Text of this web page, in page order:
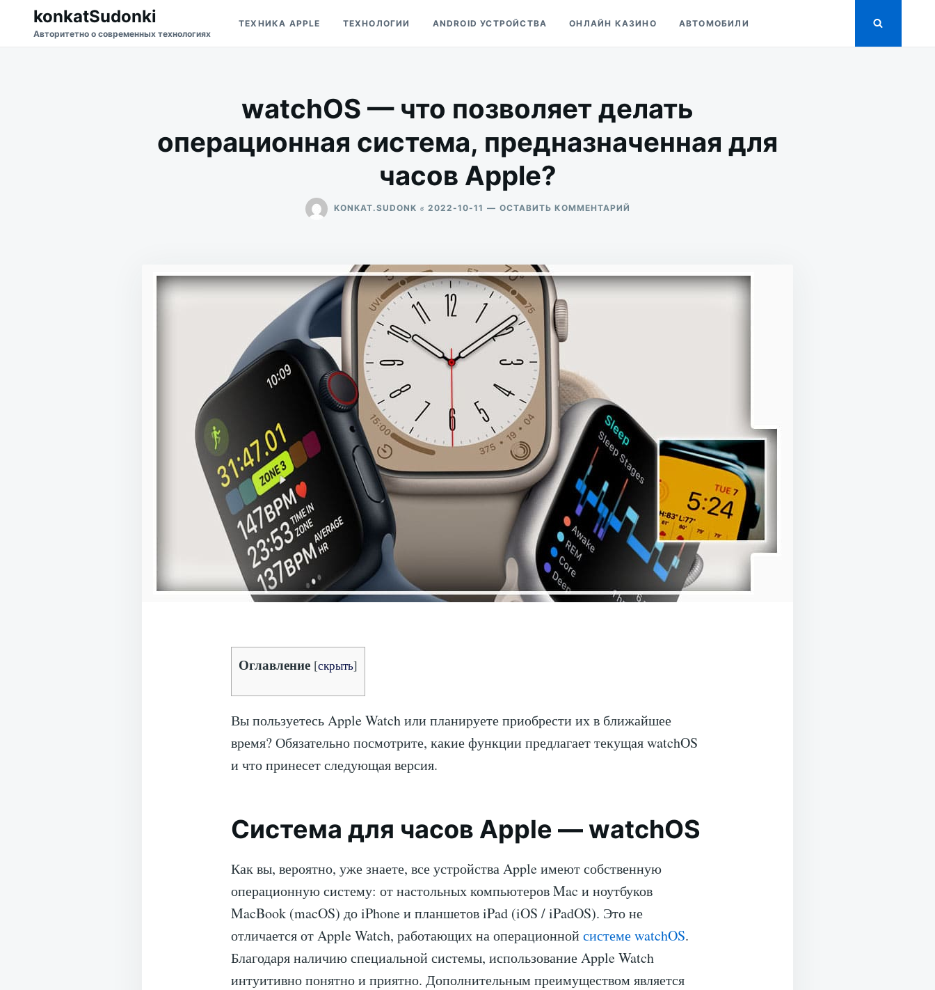
Перейти
Искать:
konkatSudonki
Авторитетно о современных технологиях
ТЕХНИКА APPLE ТЕХНОЛОГИИ ANDROID УСТРОЙСТВА ОНЛАЙН КАЗИНО АВТОМОБИЛИ
watchOS — что позволяет делать
операционная система, предназначенная для
часов Apple?
KONKAT.SUDONK в 2022-10-11 ОСТАВИТЬ КОММЕНТАРИЙ
ОПЕРАЦИОННАЯ
Оглавление [скрыть]
Вы пользуетесь Apple Watch или планируете приобрести их в ближайшее
время? Обязательно посмотрите, какие функции предлагает текущая watchOS
и что принесет следующая версия.
Система для часов Apple — watchOS
Как вы, вероятно, уже знаете, все устройства Apple имеют собственную
операционную систему: от настольных компьютеров Mac и ноутбуков
MacBook (macOS) до iPhone и планшетов iPad (iOS / iPadOS). Это не
отличается от Apple Watch, работающих на операционной системе watchOS.
Благодаря наличию специальной системы, использование Apple Watch
интуитивно понятно и приятно. Дополнительным преимуществом является